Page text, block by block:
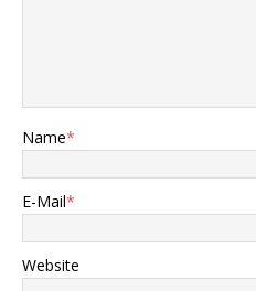
Name*
E-Mail*
Website